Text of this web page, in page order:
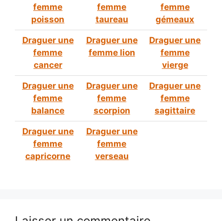
femme
poisson
femme
taureau
femme
gémeaux
Draguer une
femme
cancer
Draguer une
femme lion
Draguer une
femme
vierge
Draguer une
femme
balance
Draguer une
femme
scorpion
Draguer une
femme
sagittaire
Draguer une
femme
capricorne
Draguer une
femme
verseau